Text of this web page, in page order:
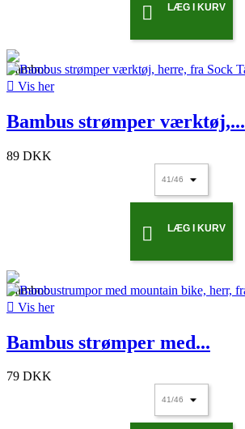
 LÆG I KURV
 Vis her
Bambus strømper værktøj,...
89 DKK
 LÆG I KURV
 Vis her
Bambus strømper med...
79 DKK